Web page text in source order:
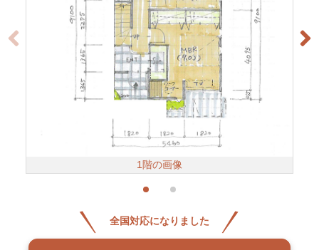
1階の画像
全国対応になりました